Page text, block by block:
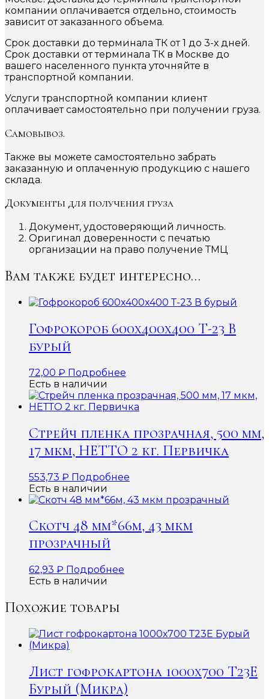
компании оплачивается отдельно, стоимость
зависит от заказанного объема.
Срок доставки до терминала ТК от 1 до 3-х дней.
Срок доставки от терминала ТК в Москве до
вашего населенного пункта уточняйте в
транспортной компании.
Услуги транспортной компании клиент
оплачивает самостоятельно при получении груза.
Самовывоз.
Также вы можете самостоятельно забрать
заказанную и оплаченную продукцию с нашего
склада.
Документы для получения груза
Документ, удостоверяющий личность.
Оригинал доверенности с печатью
организации на право получение ТМЦ
Вам также будет интересно…
Гофрокороб 600x400x400 Т-23 В
бурый
72,00 ₽ Подробнее
Есть в наличии
Стрейч пленка прозрачная, 500 мм,
17 мкм, НЕТТО 2 кг. Первичка
553,73 ₽ Подробнее
Есть в наличии
Скотч 48 мм*66м, 43 мкм
прозрачный
62,93 ₽ Подробнее
Есть в наличии
Похожие товары
Лист гофрокартона 1000х700 Т23Е
Бурый (Микра)